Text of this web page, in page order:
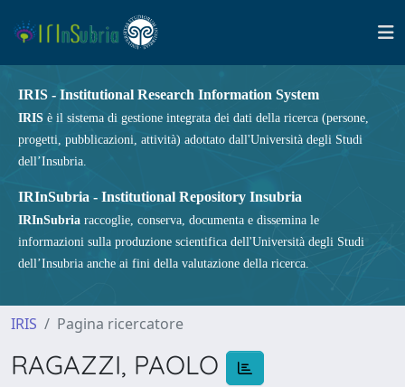
IRIS - Institutional Research Information System
IRIS è il sistema di gestione integrata dei dati della ricerca (persone,
progetti, pubblicazioni, attività) adottato dall'Università degli Studi
dell’Insubria.
IRInSubria - Institutional Repository Insubria
IRInSubria raccoglie, conserva, documenta e dissemina le
informazioni sulla produzione scientifica dell'Università degli Studi
dell’Insubria anche ai fini della valutazione della ricerca.
IRIS Pagina ricercatore
RAGAZZI, PAOLO